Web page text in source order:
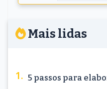
Mais lidas
5 passos para